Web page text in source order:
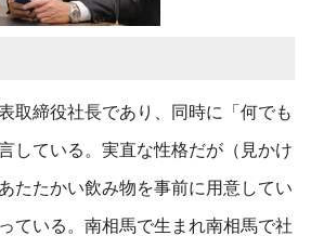
取締役社長であり、同時に「何でも
している。実直な性格だが（見かけ
たたかい飲み物を事前に用意してい
ている。南相馬で生まれ南相馬で社